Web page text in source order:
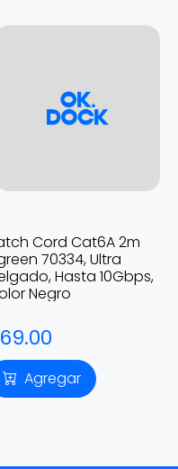
Cord Cat6A 2m
70334, Ultra
Hasta 10Gbps,
Negro
Agregar